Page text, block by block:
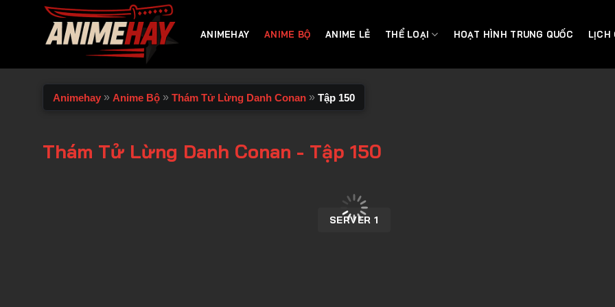
ANIMEHAY ANIME BỘ ANIME LẺ THỂ LOẠI HOẠT HÌNH TRUNG QUỐC LỊCH
Animehay » Anime Bộ » Thám Tử Lừng Danh Conan » Tập 150
Thám Tử Lừng Danh Conan - Tập 150
SERVER 1